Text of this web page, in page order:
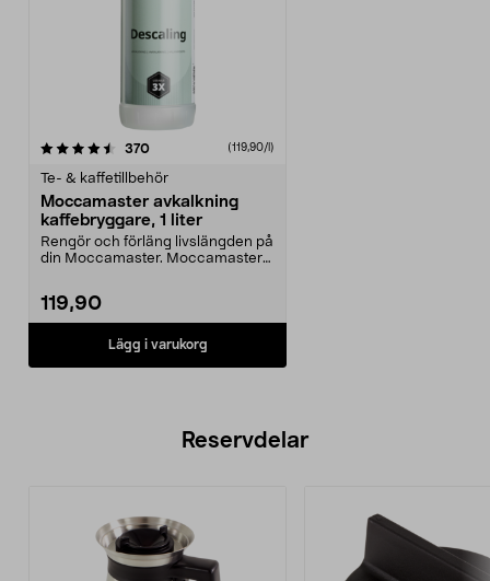
370recensioner (119,90/l)
Te- & kaffetillbehör
Moccamaster avkalkning
kaffebryggare, 1 liter
Rengör och förläng livslängden på
din Moccamaster. Moccamaster
119,90
Lägg i varukorg
Reservdelar